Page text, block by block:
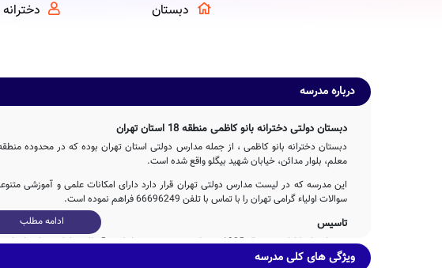
دبستان دخترانه
درباره مدرسه
دبستان دولتی دخترانه بانو کاظمی منطقه 18 استان تهران
معلم، بلوار مدائن، خیابان شهید بیگلو واقع شده است.
این مدرسه که در لیست مدارس دولتی تهران قرار دارد دارای امکانات علمی و آموزشی
سوالات اولیاء گرامی تهران را با تماس با تلفن 66696249 فراهم نموده است.
تاسیس
دبستان بانو کاظمی در سال 1385 توسط بخش خصوصی با تلاش 5ساله عوامل مختلف اجرایی و آموزشی تاسیس شده است.
ادامه مطلب
ویژگی های کلی مدرسه